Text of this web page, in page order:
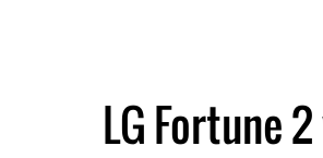
LG Fortune